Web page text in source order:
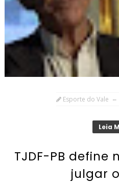
Esporte do Vale
Leia
TJDF-PB
julgar